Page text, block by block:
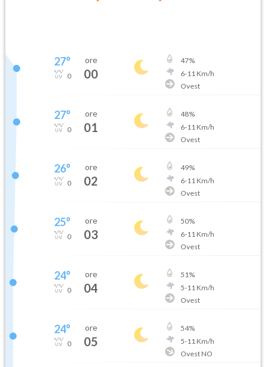
27°
0
ore
00
47%
6-11 Km/h
Ovest
27°
0
ore
01
48%
6-11 Km/h
Ovest
26°
0
ore
02
49%
6-11 Km/h
Ovest
25°
0
ore
03
50%
6-11 Km/h
Ovest
24°
0
ore
04
51%
5-11 Km/h
Ovest
24°
0
ore
05
54%
5-11 Km/h
Ovest NO